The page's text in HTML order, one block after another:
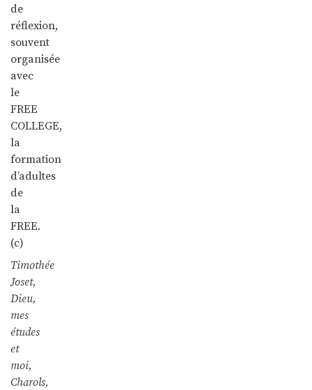
de
réflexion,
souvent
organisée
avec
le
FREE
COLLEGE,
la
formation
d’adultes
de
la
FREE.
(c)
Timothée
Joset,
Dieu,
mes
études
et
moi,
Charols,